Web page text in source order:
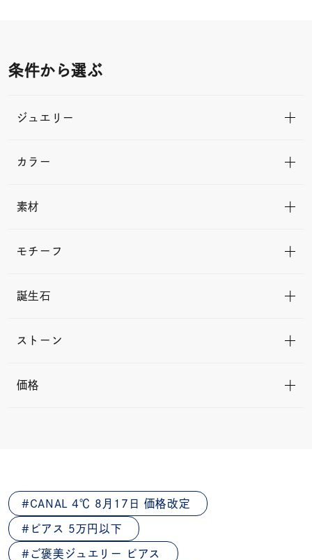
条件から選ぶ
ジュエリー
カラー
素材
モチーフ
誕生石
ストーン
価格
CANAL 4℃ 8月17日 価格改定
ピアス 5万円以下
ご褒美ジュエリー ピアス